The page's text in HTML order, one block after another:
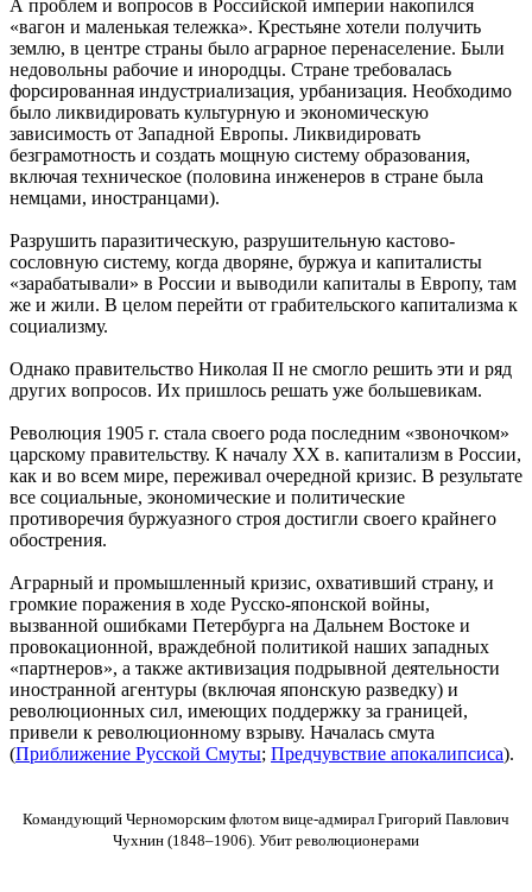
А проблем и вопросов в Российской империи накопился
«вагон и маленькая тележка». Крестьяне хотели получить
землю, в центре страны было аграрное перенаселение. Были
недовольны рабочие и инородцы. Стране требовалась
форсированная индустриализация, урбанизация. Необходимо
было ликвидировать культурную и экономическую
зависимость от Западной Европы. Ликвидировать
безграмотность и создать мощную систему образования,
включая техническое (половина инженеров в стране была
немцами, иностранцами).
Разрушить паразитическую, разрушительную кастово-
сословную систему, когда дворяне, буржуа и капиталисты
«зарабатывали» в России и выводили капиталы в Европу, там
же и жили. В целом перейти от грабительского капитализма к
социализму.
Однако правительство Николая II не смогло решить эти и ряд
других вопросов. Их пришлось решать уже большевикам.
Революция 1905 г. стала своего рода последним «звоночком»
царскому правительству. К началу XX в. капитализм в России,
как и во всем мире, переживал очередной кризис. В результате
все социальные, экономические и политические
противоречия буржуазного строя достигли своего крайнего
обострения.
Аграрный и промышленный кризис, охвативший страну, и
громкие поражения в ходе Русско-японской войны,
вызванной ошибками Петербурга на Дальнем Востоке и
провокационной, враждебной политикой наших западных
«партнеров», а также активизация подрывной деятельности
иностранной агентуры (включая японскую разведку) и
революционных сил, имеющих поддержку за границей,
привели к революционному взрыву. Началась смута
(Приближение Русской Смуты; Предчувствие апокалипсиса).
Командующий Черноморским флотом вице-адмирал Григорий Павлович
Чухнин (1848–1906). Убит революционерами